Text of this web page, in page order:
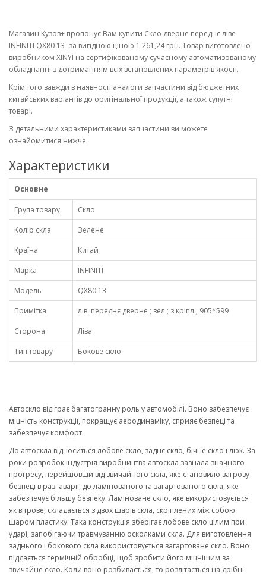
Магазин Кузов+ пропонує Вам купити Скло дверне переднє ліве
INFINITI QX80 13- за вигідною ціною 1 261,24 грн. Товар виготовлено
виробником XINYI на сертифікованому сучасному автоматизованому
обладнанні з дотриманням всіх встановлених параметрів якості.
Крім того завжди в наявності аналоги запчастини від бюджетних
китайських варіантів до оригінальної продукції, а також супутні
товарі.
З детальними характеристиками запчастини ви можете
ознайомитися нижче.
Характеристики
Основне
Група товару
Скло
Колір скла
Зелене
Країна
Китай
Марка
INFINITI
Модель
QX80 13-
Примітка
лів. переднє дверне ; зел.; з кріпл.; 905*599
Сторона
Ліва
Тип товару
Бокове скло
Автоскло відіграє багатогранну роль у автомобілі. Воно забезпечує
міцність конструкції, покращує аеродинаміку, сприяє безпеці та
забезпечує комфорт.
До автоскла відноситься лобове скло, заднє скло, бічне скло і люк. За
роки розробок індустрія виробництва автоскла зазнала значного
прогресу, перейшовши від звичайного скла, яке становило загрозу
безпеці в разі аварії, до ламінованого та загартованого скла, яке
забезпечує більшу безпеку. Ламіноване скло, яке використовується
як вітрове, складається з двох шарів скла, скріплених між собою
шаром пластику. Така конструкція зберігає лобове скло цілим при
ударі, запобігаючи травмуванню осколками скла. Для виготовлення
заднього і бокового скла використовується загартоване скло. Воно
піддається термічній обробці, щоб зробити його міцнішим за
звичайне скло. Коли воно розбивається, то розлітається на дрібні